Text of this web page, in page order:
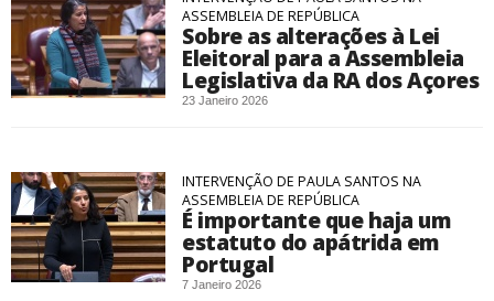
ASSEMBLEIA DE REPÚBLICA
Sobre as alterações à Lei
Eleitoral para a Assembleia
Legislativa da RA dos Açores
23 Janeiro 2026
INTERVENÇÃO DE PAULA SANTOS NA
ASSEMBLEIA DE REPÚBLICA
É importante que haja um
estatuto do apátrida em
Portugal
7 Janeiro 2026